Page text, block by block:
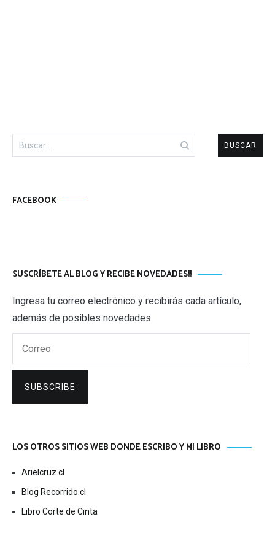
Buscar:
FACEBOOK
SUSCRÍBETE AL BLOG Y RECIBE NOVEDADES!!
Ingresa tu correo electrónico y recibirás cada artículo,
además de posibles novedades.
SUBSCRIBE
LOS OTROS SITIOS WEB DONDE ESCRIBO Y MI LIBRO
Arielcruz.cl
Blog Recorrido.cl
Libro Corte de Cinta